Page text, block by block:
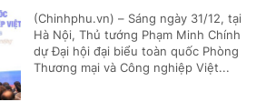
(Chinhphu.vn) – Sáng ngày 31/12, tại
Hà Nội, Thủ tướng Phạm Minh Chính
dự Đại hội đại biểu toàn quốc Phòng
Thương mại và Công nghiệp Việt...